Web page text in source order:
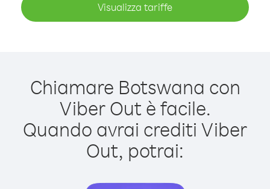
Visualizza tariffe
Chiamare Botswana con
Viber Out è facile.
Quando avrai crediti Viber
Out, potrai: